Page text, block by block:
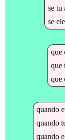
se tu
se ele
que
que
que
quando
quando
quando